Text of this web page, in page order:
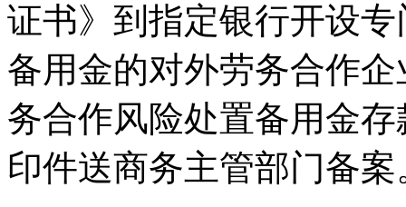
证书》到指定银行开设
备用金的对外劳务合作
务合作风险处置备用金
印件送商务主管部门备案